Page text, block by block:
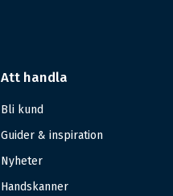
Att handla
Bli kund
Guider & inspiration
Nyheter
Handskanner